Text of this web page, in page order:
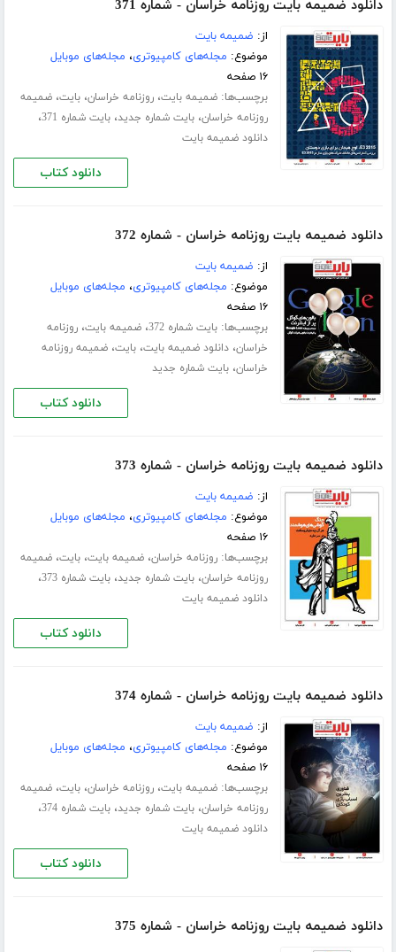
دانلود ضمیمه بایت روزنامه خراسان - شماره 371
از: ضمیمه بایت
موضوع: مجله‌های کامپیوتری، مجله‌های موبایل
۱۶ صفحه
برچسب‌ها:ضمیمه بایت،روزنامه خراسان،بایت،ضمیمه
روزنامه خراسان،بایت شماره جدید،بایت شماره 371 ،
دانلود ضمیمه بایت
دانلود کتاب
دانلود ضمیمه بایت روزنامه خراسان - شماره 372
از: ضمیمه بایت
موضوع: مجله‌های کامپیوتری، مجله‌های موبایل
۱۶ صفحه
برچسب‌ها:بایت شماره 372 ،ضمیمه بایت،روزنامه
خراسان،دانلود ضمیمه بایت،بایت،ضمیمه روزنامه
خراسان،بایت شماره جدید
دانلود کتاب
دانلود ضمیمه بایت روزنامه خراسان - شماره 373
از: ضمیمه بایت
موضوع: مجله‌های کامپیوتری، مجله‌های موبایل
۱۶ صفحه
برچسب‌ها:روزنامه خراسان،ضمیمه بایت،بایت،ضمیمه
روزنامه خراسان،بایت شماره جدید،بایت شماره 373 ،
دانلود ضمیمه بایت
دانلود کتاب
دانلود ضمیمه بایت روزنامه خراسان - شماره 374
از: ضمیمه بایت
موضوع: مجله‌های کامپیوتری، مجله‌های موبایل
۱۶ صفحه
برچسب‌ها:ضمیمه بایت،روزنامه خراسان،بایت،ضمیمه
روزنامه خراسان،بایت شماره جدید،بایت شماره 374 ،
دانلود ضمیمه بایت
دانلود کتاب
دانلود ضمیمه بایت روزنامه خراسان - شماره 375